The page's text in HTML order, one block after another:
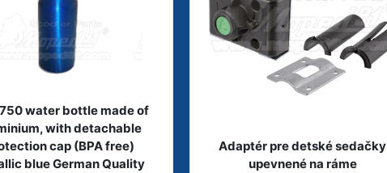
water bottle made of
with detachable
cap (BPA free)
blue German Quality
Adaptér pre detské sedačky
upevnené na ráme